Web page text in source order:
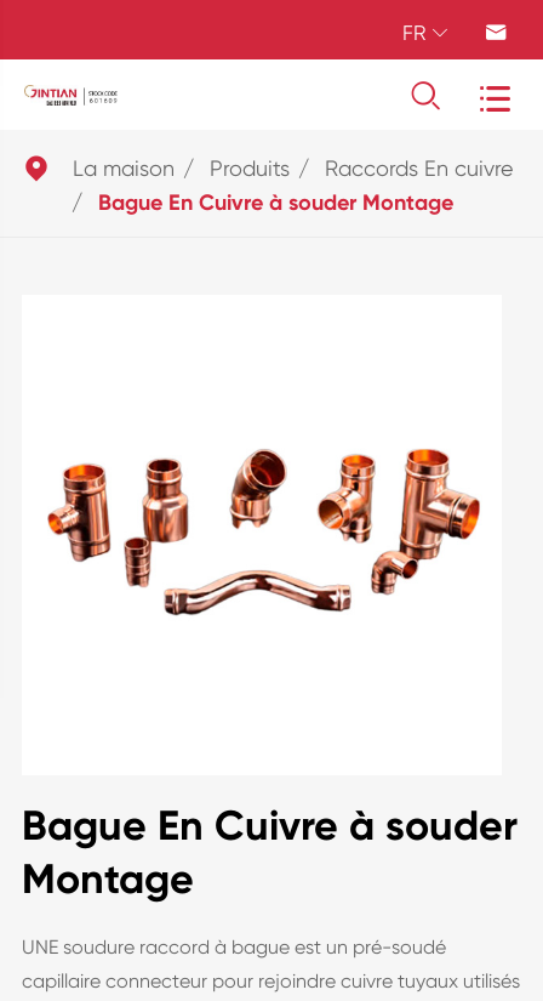
FR  
 
 La maison Produits Raccords En cuivre
Bague En Cuivre à souder Montage
Bague En Cuivre à souder
Montage
UNE soudure raccord à bague est un pré-soudé
capillaire connecteur pour rejoindre cuivre tuyaux utilisés